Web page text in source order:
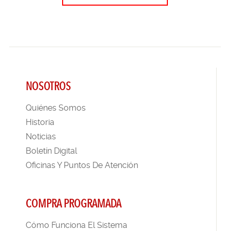
NOSOTROS
Quiénes Somos
Historia
Noticias
Boletín Digital
Oficinas Y Puntos De Atención
COMPRA PROGRAMADA
Cómo Funciona El Sistema